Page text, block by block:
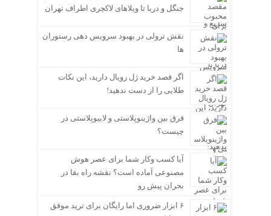
جنگل و دریا تا ویلاهای لاکچری اطراف تهران
نقش ترولی در بهبود سرویس دهی رستوران
ها
اگر قصد خرید ژل رویال دارید، این نکات
طلایی را از دست ندهید!
فرق بین واژینوپلاستی و لابیوپلاستی در
چیست؟
آیا کسب وکار شما برای عصر هوش
مصنوعی آماده است؟ نقشه راه بقا در
بحران پیش رو
۶ ابزار ضروری اما رایگان برای ترید موفق